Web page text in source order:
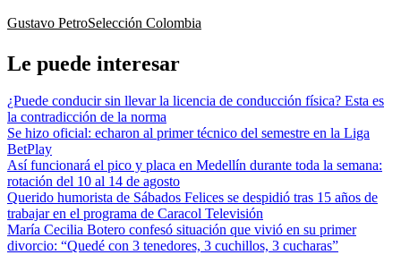
Gustavo PetroSelección Colombia
Le puede interesar
¿Puede conducir sin llevar la licencia de conducción física? Esta es
la contradicción de la norma
Se hizo oficial: echaron al primer técnico del semestre en la Liga
BetPlay
Así funcionará el pico y placa en Medellín durante toda la semana:
rotación del 10 al 14 de agosto
Querido humorista de Sábados Felices se despidió tras 15 años de
trabajar en el programa de Caracol Televisión
María Cecilia Botero confesó situación que vivió en su primer
divorcio: “Quedé con 3 tenedores, 3 cuchillos, 3 cucharas”